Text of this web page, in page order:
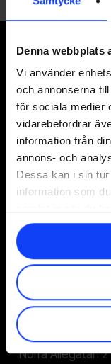
Denna webbplats
Vi använder
och annonserna
för sociala medier
vidarebefordrar
information från
annons- och
Dessa kan i sin
information som
Signa upp
I vår
dina
Stockholm
Stortorget 7, 2 tr
111 29 Stockholm
+46 8-533 308
Göteborg
Norra Allégatan 2